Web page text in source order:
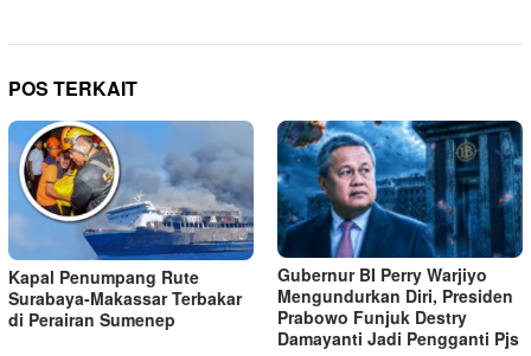
POS TERKAIT
Kapal Penumpang Rute
Surabaya-Makassar Terbakar
di Perairan Sumenep
Gubernur BI Perry Warjiyo
Mengundurkan Diri, Presiden
Prabowo Funjuk Destry
Damayanti Jadi Pengganti Pjs